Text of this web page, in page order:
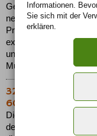
Gemäß dieser Devise
neuen Mercedes
Programm umfasst
exklusives Optik-
und Innenraum-
Multimedia-Konzept....
327 km/h für alle
600
Die Brabus
der die wahren
Informationen.
Sie sich mit der
erklären.